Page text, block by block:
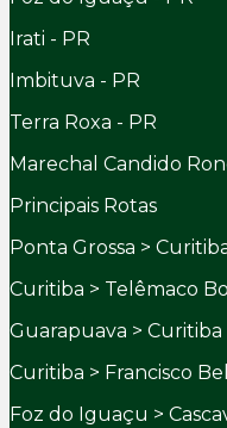
Irati - PR
Imbituva - PR
Terra Roxa - PR
Marechal Candido
Principais Rotas
Ponta Grossa >
Curitiba > Telêmaco
Guarapuava > Curitiba
Curitiba > Francisco
Foz do Iguaçu >